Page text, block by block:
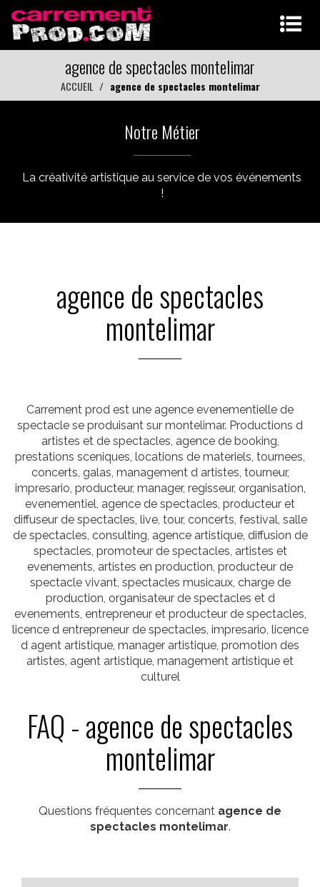
agence de spectacles montelimar
ACCUEIL agence de spectacles montelimar
Notre Métier
La créativité artistique au service de vos événements
!
agence de spectacles
montelimar
Carrement prod est une agence evenementielle de
spectacle se produisant sur montelimar. Productions d
artistes et de spectacles, agence de booking,
prestations sceniques, locations de materiels, tournees,
concerts, galas, management d artistes, tourneur,
impresario, producteur, manager, regisseur, organisation,
evenementiel, agence de spectacles, producteur et
diffuseur de spectacles, live, tour, concerts, festival, salle
de spectacles, consulting, agence artistique, diffusion de
spectacles, promoteur de spectacles, artistes et
evenements, artistes en production, producteur de
spectacle vivant, spectacles musicaux, charge de
production, organisateur de spectacles et d
evenements, entrepreneur et producteur de spectacles,
licence d entrepreneur de spectacles, impresario, licence
d agent artistique, manager artistique, promotion des
artistes, agent artistique, management artistique et
culturel
FAQ - agence de spectacles
montelimar
Questions fréquentes concernant agence de
spectacles montelimar.